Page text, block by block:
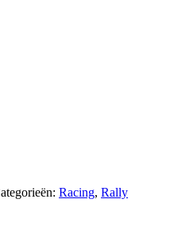
Racing, Rally